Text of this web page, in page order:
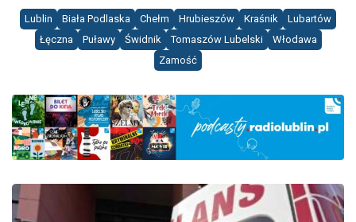
Lublin Biała Podlaska Chełm Hrubieszów Kraśnik
Lubartów
Łęczna
Puławy Świdnik Tomaszów Lubelski
Włodawa
Zamość